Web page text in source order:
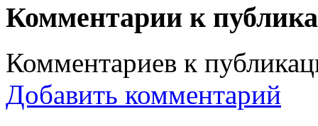
Комментарии к
Комментариев к
Добавить комментарий